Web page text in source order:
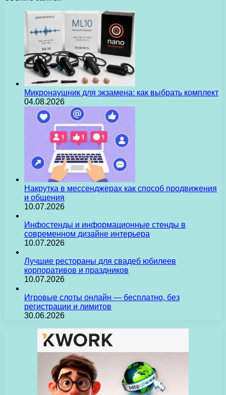
Микронаушник для экзамена: как выбрать комплект
04.08.2026
Накрутка в мессенджерах как способ продвижения
и общения
10.07.2026
Инфостенды и информационные стенды в
современном дизайне интерьера
10.07.2026
Лучшие рестораны для свадеб юбилеев
корпоративов и праздников
10.07.2026
Игровые слоты онлайн — бесплатно, без
регистрации и лимитов
30.06.2026